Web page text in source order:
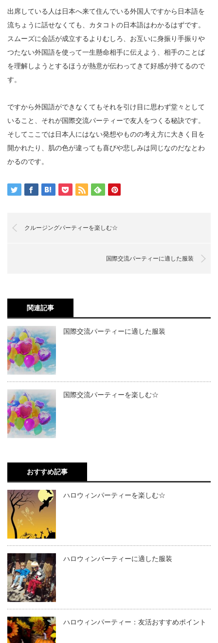
出席している人は日本へ来て住んでいる外国人ですから日本語を
流ちょうに話せなくても、カタコトの日本語はわかるはずです。
スムーズに会話が成立するよりむしろ、お互いに身振り手振りや
つたない外国語を使って一生懸命相手に伝えよう、相手のことば
を理解しようとするほうが熱意が伝わってきて好感が持てるので
す。
ですから外国語ができなくてもそれを引け目に思わず堂々として
いること、それが国際交流パーティーで友人をつくる秘訣です。
そしてここでは日本人にはない発想やものの考え方に大きく目を
開かれたり、肌の色が違っても喜びや悲しみは同じなのだなとわ
かるのです。
クルージングパーティーを楽しむ☆
国際交流パーティーに適した服装
関連記事
国際交流パーティーに適した服装
国際交流パーティーを楽しむ☆
おすすめ記事
ハロウィンパーティーを楽しむ☆
ハロウィンパーティーに適した服装
ハロウィンパーティー：友活おすすめポイント